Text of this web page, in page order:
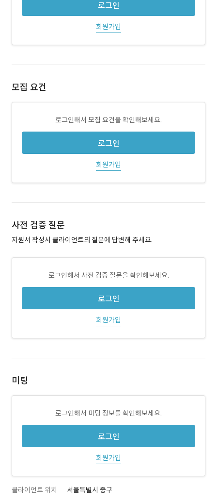
로그인
회원가입
모집 요건
로그인해서 모집 요건을 확인해보세요.
로그인
회원가입
사전 검증 질문
지원서 작성시 클라이언트의 질문에 답변해 주세요.
로그인해서 사전 검증 질문을 확인해보세요.
로그인
회원가입
미팅
로그인해서 미팅 정보를 확인해보세요.
로그인
회원가입
클라이언트 위치 서울특별시 중구